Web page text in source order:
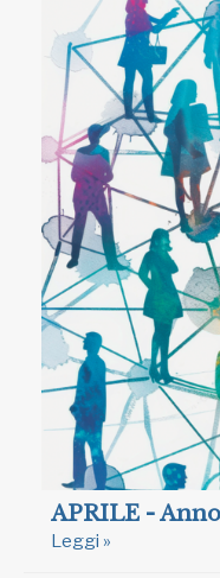
APRILE -
Leggi »